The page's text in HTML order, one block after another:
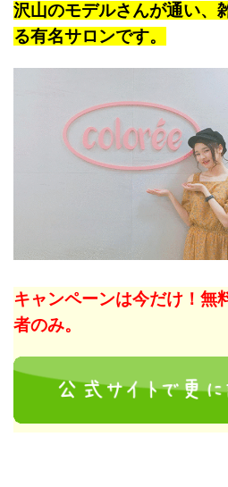
沢山のモデルさんが通い、
る有名サロンです。
キャンペーンは今だけ！無
者のみ。